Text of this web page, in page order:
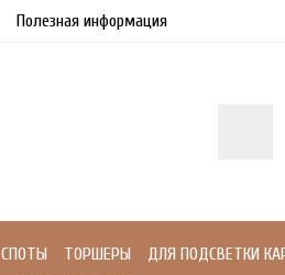
Полезная информация
СПОТЫ ТОРШЕРЫ
ДЛЯ ПОДСВЕТКИ